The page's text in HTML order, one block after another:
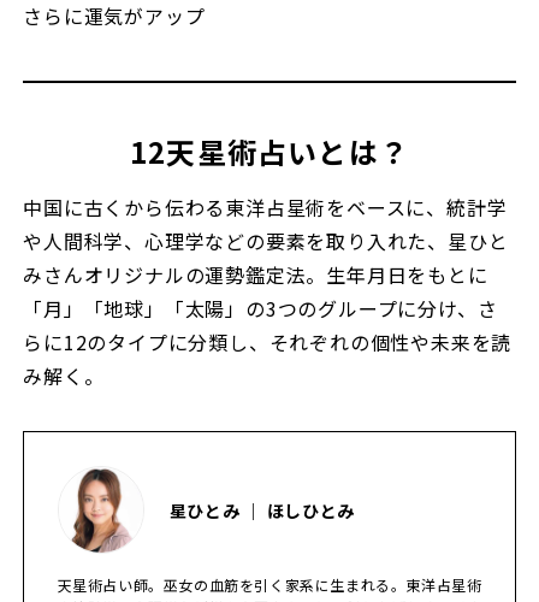
さらに運気がアップ
12天星術占いとは？
中国に古くから伝わる東洋占星術をベースに、統計学
や人間科学、心理学などの要素を取り入れた、星ひと
みさんオリジナルの運勢鑑定法。生年月日をもとに
「月」「地球」「太陽」の3つのグループに分け、さ
らに12のタイプに分類し、それぞれの個性や未来を読
み解く。
星ひとみ ｜ ほしひとみ
天星術占い師。巫女の血筋を引く家系に生まれる。東洋占星術